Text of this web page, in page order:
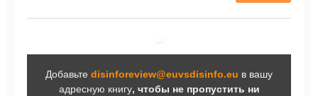
Добавьте disinforeview@euvsdisinfo.eu в вашу
адресную книгу, чтобы не пропустить ни